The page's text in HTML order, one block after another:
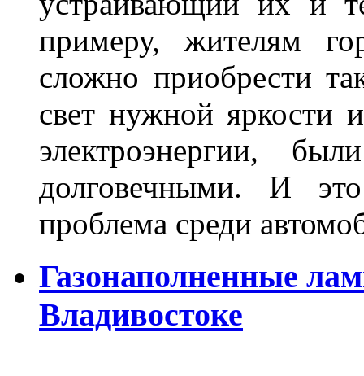
примеру, жителям
сложно приобрести
свет нужной яркости
электроэнергии,
долговечными. И
проблема среди
Газонаполненные
Владивостоке